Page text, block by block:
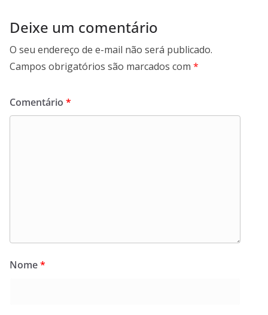
Deixe um comentário
O seu endereço de e-mail não será publicado.
Campos obrigatórios são marcados com *
Comentário *
Nome*